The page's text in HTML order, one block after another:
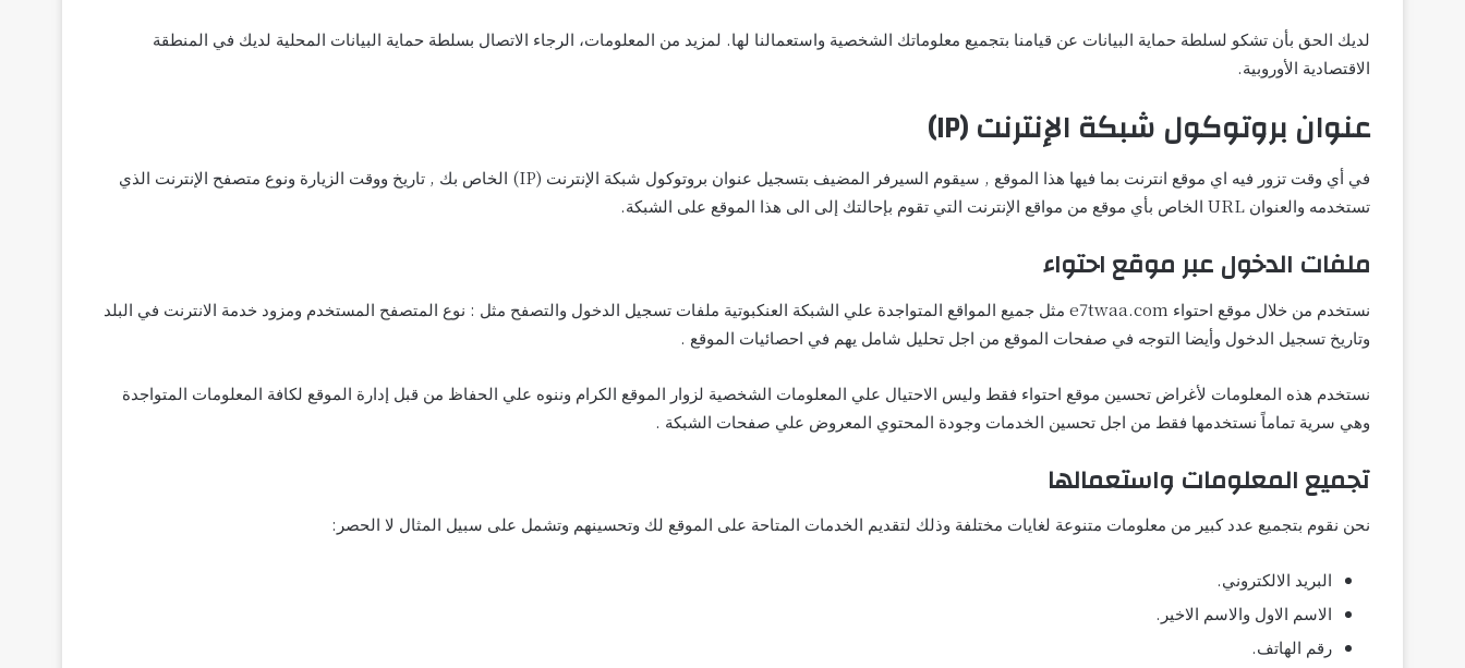
لديك الحق بأن تشكو لسلطة حماية البيانات عن قيامنا بتجميع معلوماتك الشخصية واستعمالنا لها. لمزيد من المعلومات، الرجاء الاتصال بسلطة حماية البيانات المحلية لديك في المنطقة
الاقتصادية الأوروبية.
عنوان بروتوكول شبكة الإنترنت (IP)
في أي وقت تزور فيه اي موقع انترنت بما فيها هذا الموقع , سيقوم السيرفر المضيف بتسجيل عنوان بروتوكول شبكة الإنترنت (IP) الخاص بك , تاريخ ووقت الزيارة ونوع متصفح الإنترنت الذي
تستخدمه والعنوان URL الخاص بأي موقع من مواقع الإنترنت التي تقوم بإحالتك إلى الى هذا الموقع على الشبكة.
ملفات الدخول عبر موقع احتواء
نستخدم من خلال موقع احتواء e7twaa.com مثل جميع المواقع المتواجدة علي الشبكة العنكبوتية ملفات تسجيل الدخول والتصفح مثل : نوع المتصفح المستخدم ومزود خدمة الانترنت في البلد
وتاريخ تسجيل الدخول وأيضا التوجه في صفحات الموقع من اجل تحليل شامل يهم في احصائيات الموقع .
نستخدم هذه المعلومات لأغراض تحسين موقع احتواء فقط وليس الاحتيال علي المعلومات الشخصية لزوار الموقع الكرام وننوه علي الحفاظ من قبل إدارة الموقع لكافة المعلومات المتواجدة
وهي سرية تماماً نستخدمها فقط من اجل تحسين الخدمات وجودة المحتوي المعروض علي صفحات الشبكة .
تجميع المعلومات واستعمالها
نحن نقوم بتجميع عدد كبير من معلومات متنوعة لغايات مختلفة وذلك لتقديم الخدمات المتاحة على الموقع لك وتحسينهم وتشمل على سبيل المثال لا الحصر:
البريد الالكتروني.
الاسم الاول والاسم الاخير.
رقم الهاتف.